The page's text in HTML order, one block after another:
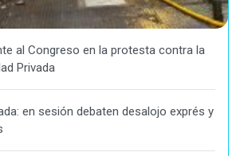
al Congreso en la protesta contra la
Privada
en sesión debaten desalojo exprés y